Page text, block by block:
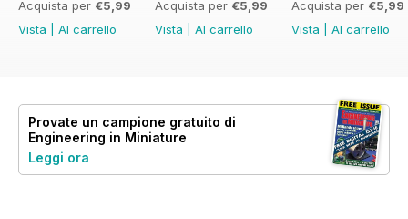
Acquista per €5,99
Vista
Al carrello
Acquista per €5,99
Vista
Al carrello
Acquista per €5,99
Vista
Al carrello
Provate un campione gratuito di
Engineering in Miniature
Leggi ora